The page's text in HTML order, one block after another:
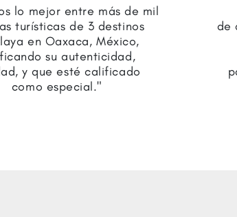
lo mejor entre más de mil
turísticas de 3 destinos
en Oaxaca, México,
su autenticidad,
y que esté calificado
como especial."
de